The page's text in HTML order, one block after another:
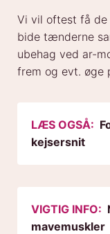
Vi vil oftest få
bide tænderne
ubehag ved ar-
frem og evt. øge
LÆS OGSÅ:
kejsersnit
VIGTIG INFO:
mavemuskler